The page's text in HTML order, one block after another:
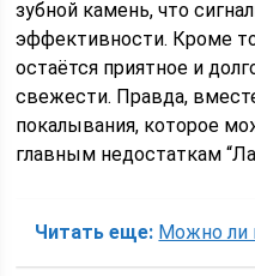
зубной камень, что
эффективности. Кроме
остаётся приятное и
свежести. Правда,
покалывания, которое
главным недостаткам
Читать еще: Можно ли